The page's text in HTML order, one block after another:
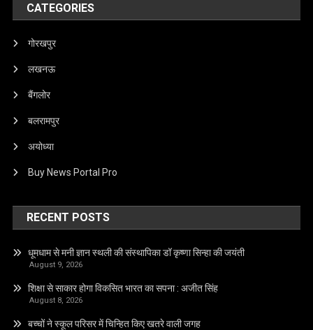
CATEGORIES
गोरखपुर
लखनऊ
बैंगलोर
बलरामपुर
अयोध्या
Buy News Portal Pro
RECENT POSTS
धूमधाम से मनी ज्ञान स्थली की संस्थापिका डॉ कृष्णा सिन्हा की जयंती
August 9, 2026
शिक्षा से साकार होगा विकसित भारत का सपना : अजीत सिंह
August 8, 2026
बच्चों ने स्कूल परिसर में चिन्हित किए खतरे वाली जगह